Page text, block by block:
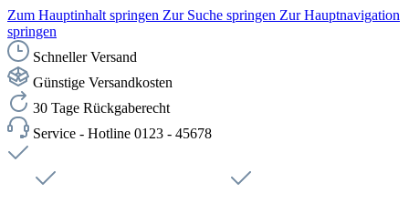
Zum Hauptinhalt springen Zur Suche springen Zur Hauptnavigation
springen
Schneller Versand
Günstige Versandkosten
30 Tage Rückgaberecht
Service - Hotline 0123 - 45678